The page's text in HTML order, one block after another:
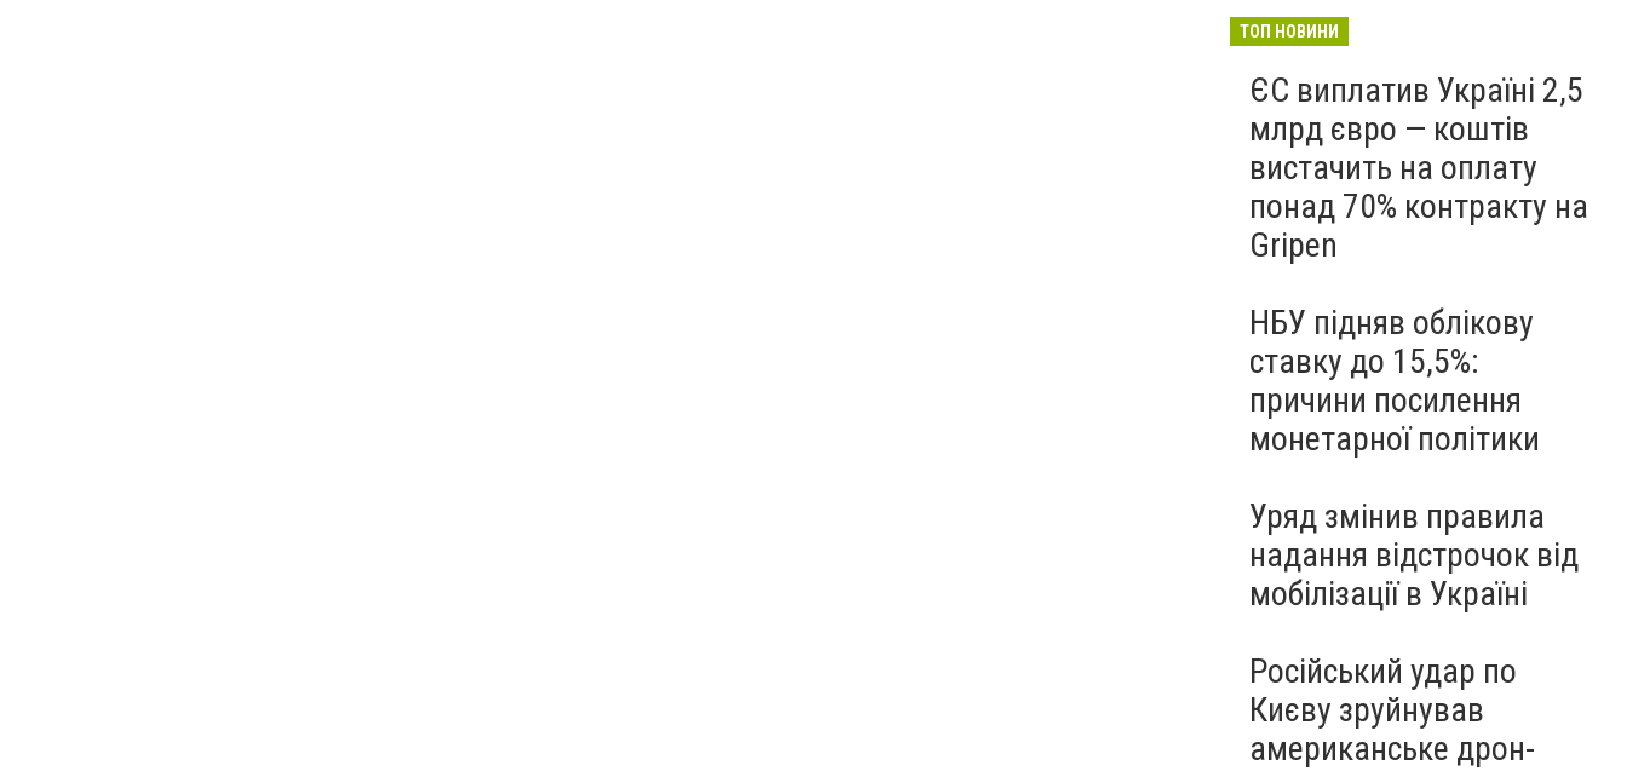
ТОП НОВИНИ
ЄС виплатив Україні 2,5
млрд євро — коштів
вистачить на оплату
понад 70% контракту на
Gripen
НБУ підняв облікову
ставку до 15,5%:
причини посилення
монетарної політики
Уряд змінив правила
надання відстрочок від
мобілізації в Україні
Російський удар по
Києву зруйнував
американське дрон-